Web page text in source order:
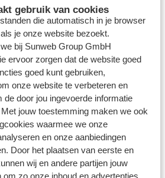
gebruik van cookies
die automatisch in je browser
je onze website bezoekt.
bij Sunweb Group GmbH
ervoor zorgen dat de website goed
goed kunt gebruiken,
onze website te verbeteren en
door jou ingevoerde informatie
jouw toestemming maken we ook
waarmee we onze
en onze aanbiedingen
Door het plaatsen van eerste en
wij en andere partijen jouw
om zo onze inhoud en advertenties
bouwwerkzaamheden is helaas
de werkzaamheden
proberen wij je op
kan voorkomen dat wij niet van
de hoogte zijn.
dat er medevakantiegangers
Wij hebben hier geen
voorkomen dat jezelf (bewust
zorgt. Onze reisleiding of
de accommodatie kan je
aan te passen. Als de klachten
de reisleiding of het management